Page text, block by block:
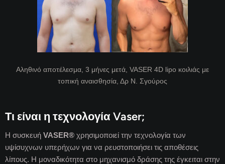
Αληθινό αποτέλεσμα, 3 μήνες μετά, VASER 4D lipo κοιλιάς με
τοπική αναισθησία, Δρ Ν. Σγούρος
Τι είναι η τεχνολογία Vaser;
Η συσκευή VASER® χρησιμοποιεί την τεχνολογία των
υψίσυχνων υπερήχων για να ρευστοποιήσει τις αποθέσεις
λίπους. Η μοναδικότητα στο μηχανισμό δράσης της έγκειται στην